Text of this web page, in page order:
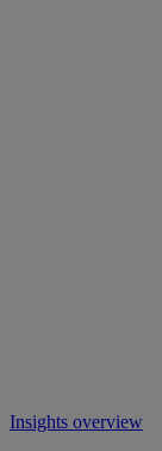
Insights overview